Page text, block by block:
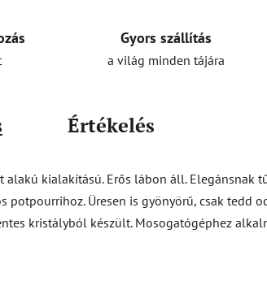
Gyors szállítás
a világ minden tájára
Értékelés
kialakítású. Erős lábon áll. Elegánsnak
Üresen is gyönyörű, csak tedd
kristályból készült. Mosogatógéphez